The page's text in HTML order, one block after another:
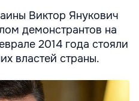
Виктор Янукович
демонстрантов на
2014 года стояли
властей страны.